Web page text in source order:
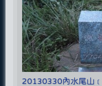
20130330內水尾山﹝